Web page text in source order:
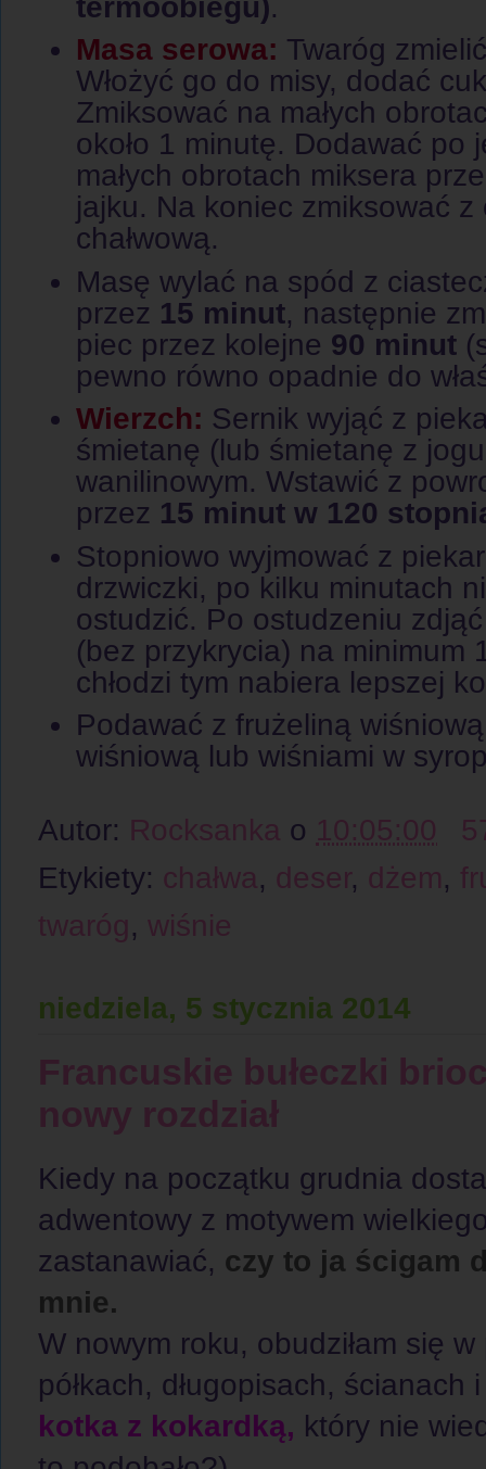
termoobiegu).
Masa serowa: Twaróg
Włożyć go do misy, dodać
Zmiksować na małych
około 1 minutę. Dodawać po
małych obrotach miksera
jajku. Na koniec zmiksować
chałwową.
Masę wylać na spód z
przez 15 minut, następnie
piec przez kolejne 90 minut
pewno równo opadnie do
Wierzch: Sernik wyjąć z
śmietanę (lub śmietanę z
wanilinowym. Wstawić z
przez 15 minut w 120
Stopniowo wyjmować z
drzwiczki, po kilku minutach
ostudzić. Po ostudzeniu
(bez przykrycia) na minimum
chłodzi tym nabiera lepszej
Podawać z frużeliną
wiśniową lub wiśniami w
Autor: Rocksanka o 10:05:00
Etykiety: chałwa, deser, dżem,
twaróg, wiśnie
niedziela, 5 stycznia 2014
Francuskie bułeczki
nowy rozdział
Kiedy na początku grudnia
adwentowy z motywem
zastanawiać, czy to ja ścigam
mnie.
W nowym roku, obudziłam się
półkach, długopisach,
kotka z kokardką, który nie